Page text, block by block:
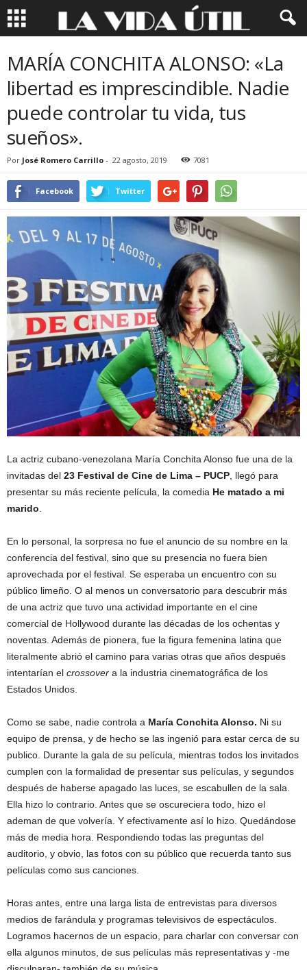
MARÍA CONCHITA ALONSO: «La
libertad es imprescindible. Nadie
puede controlar tu vida, tus
sueños».
Por José Romero Carrillo - 22 agosto, 2019 7081
Facebook Twitter
La actriz cubano-venezolana María Conchita Alonso fue una de la
invitadas del 23 Festival de Cine de Lima – PUCP , llegó para
presentar su más reciente película, la comedia He matado a mi
marido
En lo personal, la sorpresa no fue el anuncio de su nombre en la
conferencia del festival, sino que su presencia no fuera bien
aprovechada por el festival. Se esperaba un encuentro con su
público limeño. O al menos un conversatorio para descubrir más
de una actriz que tuvo una actividad importante en el cine
comercial de Hollywood durante las décadas de los ochentas y
noventas. Además de pionera, fue la figura femenina latina que
literalmente abrió el camino para varias otras que años después
intentarían el crossover a la industria cinematográfica de los
Estados Unidos.
Como se sabe, nadie controla a María Conchita Alonso. Ni su
equipo de prensa, y de hecho se las ingenió para estar cerca de su
publico. Durante la gala de su película, mientras todos los invitados
cumplen con la formalidad de presentar sus películas, y segundos
después de haberse apagado las luces, se escabullen de la sala.
Ella hizo lo contrario. Antes que se oscureciera todo, hizo el
ademan de que volvería. Y efectivamente así lo hizo. Quedándose
más de media hora. Respondiendo todas las preguntas del
auditorio, y obvio, las fotos con su público que recuerda tanto sus
películas como sus canciones.
Horas antes, entre una larga lista de entrevistas para diversos
medios de farándula y programas televisivos de espectáculos.
Logramos hacernos de un espacio, para charlar con conversar con
ella algunos minutos, de sus películas más representativas y -me